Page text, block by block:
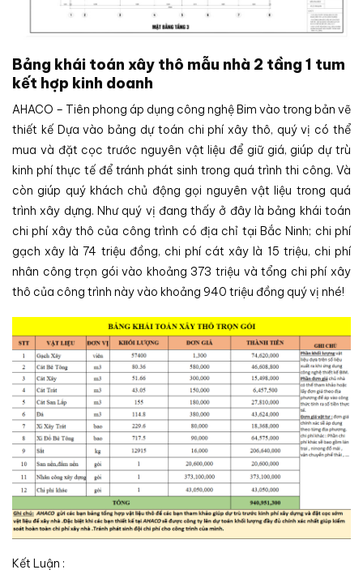
Bảng khái toán xây thô mẫu nhà 2 tầng 1 tum
kết hợp kinh doanh
AHACO – Tiên phong áp dụng công nghệ Bim vào trong bản vẽ
thiết kế Dựa vào bảng dự toán chi phí xây thô, quý vị có thể
mua và đặt cọc trước nguyên vật liệu để giữ giá, giúp dự trù
kinh phí thực tế để tránh phát sinh trong quá trình thi công. Và
còn giúp quý khách chủ động gọi nguyên vật liệu trong quá
trình xây dựng. Như quý vị đang thấy ở đây là bảng khái toán
chi phí xây thô của công trình có địa chỉ tại Bắc Ninh; chi phí
gạch xây là 74 triệu đồng, chi phí cát xây là 15 triệu, chi phí
nhân công trọn gói vào khoảng 373 triệu và tổng chi phí xây
thô của công trình này vào khoảng 940 triệu đồng quý vị nhé!
Kết Luận :